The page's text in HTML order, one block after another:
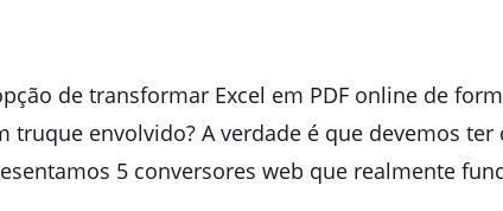
de transformar Excel em PDF online de
truque envolvido? A verdade é que devemos
5 conversores web que realmente